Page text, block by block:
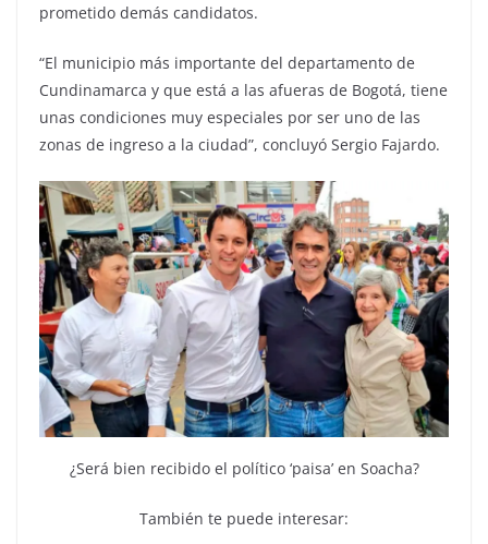
prometido demás candidatos.
“El municipio más importante del departamento de
Cundinamarca y que está a las afueras de Bogotá, tiene
unas condiciones muy especiales por ser uno de las
zonas de ingreso a la ciudad”, concluyó Sergio Fajardo.
¿Será bien recibido el político ‘paisa’ en Soacha?
También te puede interesar: